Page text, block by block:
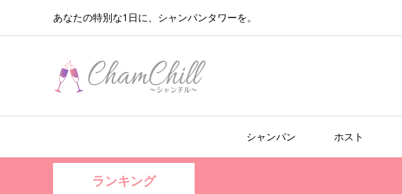
あなたの特別な1日に、シャンパンタワーを。
シャンパン ホスト
ランキング